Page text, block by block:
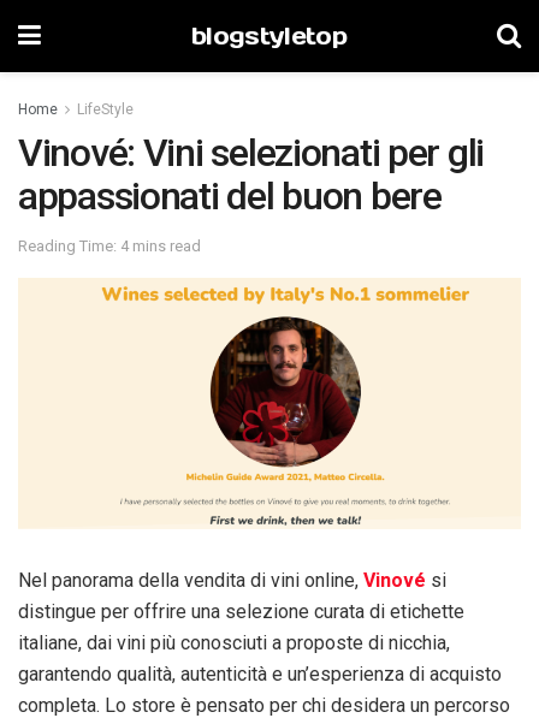
blogstyletop
Home LifeStyle
Vinové: Vini selezionati per gli
appassionati del buon bere
Reading Time: 4 mins read
Nel panorama della vendita di vini online, Vinové si
distingue per offrire una selezione curata di etichette
italiane, dai vini più conosciuti a proposte di nicchia,
garantendo qualità, autenticità e un’esperienza di acquisto
completa. Lo store è pensato per chi desidera un percorso